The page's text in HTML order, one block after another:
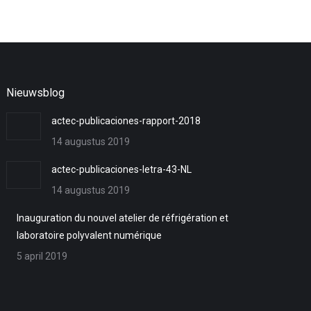
Nieuwsblog
actec-publicaciones-rapport-2018
14 augustus 2019
actec-publicaciones-letra-43-NL
14 augustus 2019
Inauguration du nouvel atelier de réfrigération et
laboratoire polyvalent numérique
5 april 2019